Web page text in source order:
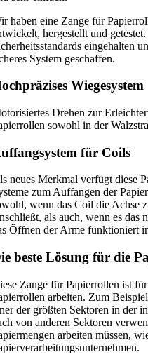
haben eine Zange für
hergestellt und
eingehalten
System geschaffen.
Wiegesystem
Drehen zur
sowohl in der
für Coils
neues Merkmal verfügt diese
zum Auffangen der
wenn das Coil die Achse
als auch, wenn es das
Öffnen der Arme funktioniert
beste Lösung für die
Zange für Papierrollen ist
arbeiten. Zum
der größten Sektoren in der
von anderen Sektoren
arbeiten müssen,